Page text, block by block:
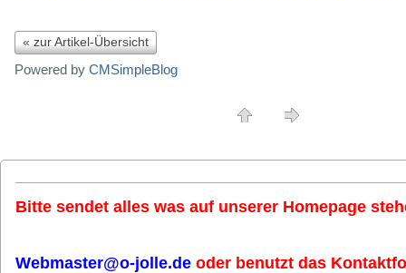
« zur Artikel-Übersicht
Powered by CMSimpleBlog
Bitte sendet alles was auf unserer Homepage
Webmaster@o-jolle.de oder benutzt das